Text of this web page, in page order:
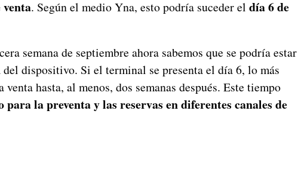
venta. Según el medio Yna, esto podría suceder el día 6 de
semana de septiembre ahora sabemos que se podría estar
dispositivo. Si el terminal se presenta el día 6, lo más
hasta, al menos, dos semanas después. Este tiempo
la preventa y las reservas en diferentes canales de